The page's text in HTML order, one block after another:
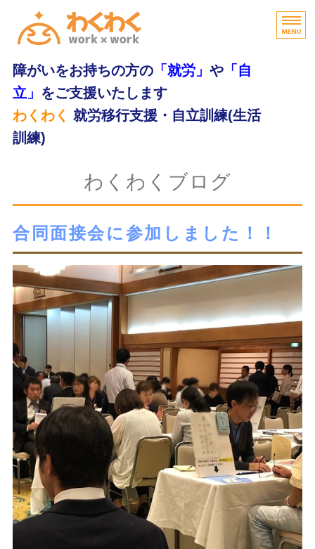
障がいをお持ちの方の「就労」 や「自
立」 をご支援いたします
わくわく 就労移行支援・自立訓練(生活
訓練)
わくわくの特長
支援内容
ご利用の流れ
無料体験・お問合せ
わくわくブログ
合同面接会に参加しました！！